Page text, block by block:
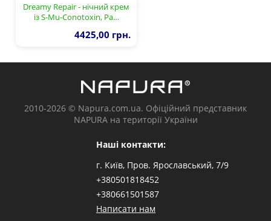
Dreamy Repair - нічний крем
із S-Mu-Conotoxin, Pa…
4425,00 грн.
2010-2026 © Napura.com.ua. Офіційний представник
NAPURA на території України
Наші контакти:
г. Київ, Пров. Ярославський, 7/9
+380501818452
+380661501587
Написати нам